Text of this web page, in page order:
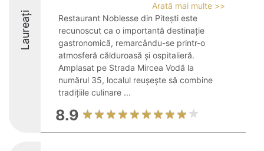
Laureați
Arată mai multe >>
Restaurant Noblesse din Pitești este
recunoscut ca o importantă destinație
gastronomică, remarcându-se printr-o
atmosferă călduroasă și ospitalieră.
Amplasat pe Strada Mircea Vodă la
numărul 35, localul reușește să combine
tradițiile culinare ...
8.9